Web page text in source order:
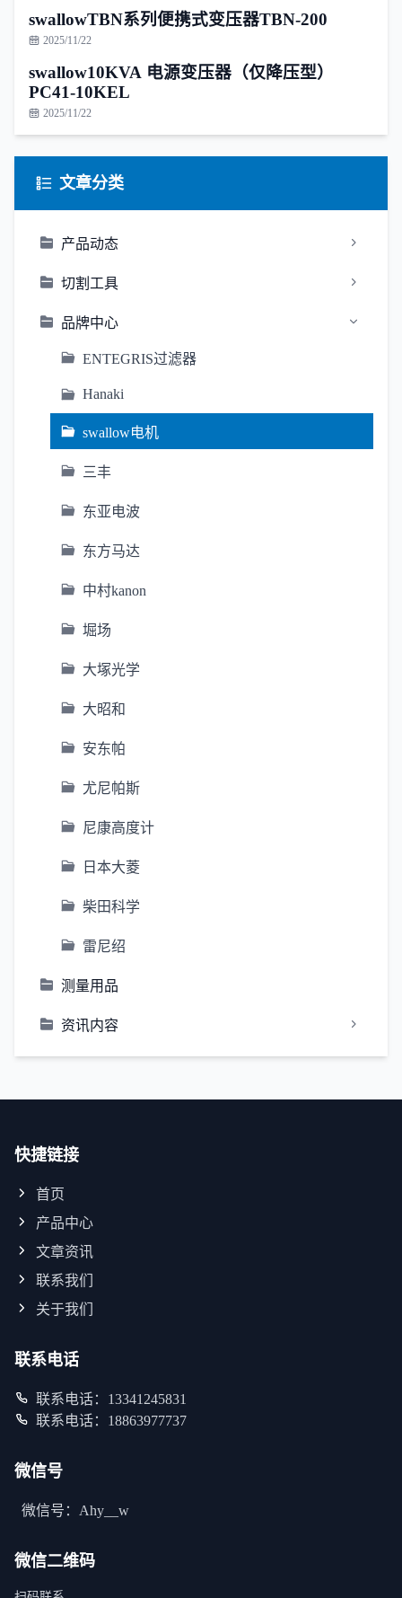
swallowTBN系列便携式变压器TBN-200
2025/11/22
swallow10KVA 电源变压器（仅降压型）
PC41-10KEL
2025/11/22
文章分类
产品动态
切割工具
品牌中心
ENTEGRIS过滤器
Hanaki
swallow电机
三丰
东亚电波
东方马达
中村kanon
堀场
大塚光学
大昭和
安东帕
尤尼帕斯
尼康高度计
日本大菱
柴田科学
雷尼绍
测量用品
资讯内容
快捷链接
首页
产品中心
文章资讯
联系我们
关于我们
联系电话
联系电话：13341245831
联系电话：18863977737
微信号
微信号：Ahy__w
微信二维码